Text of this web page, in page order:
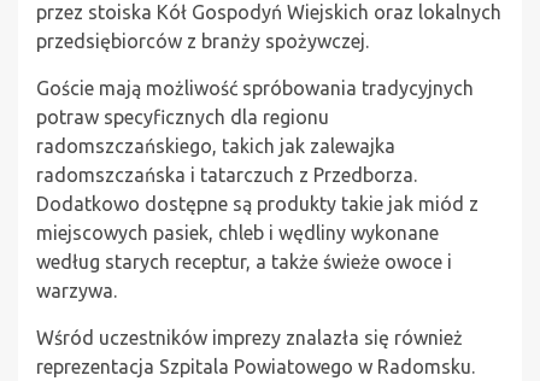
przez stoiska Kół Gospodyń Wiejskich oraz lokalnych
przedsiębiorców z branży spożywczej.
Goście mają możliwość spróbowania tradycyjnych
potraw specyficznych dla regionu
radomszczańskiego, takich jak zalewajka
radomszczańska i tatarczuch z Przedborza.
Dodatkowo dostępne są produkty takie jak miód z
miejscowych pasiek, chleb i wędliny wykonane
według starych receptur, a także świeże owoce i
warzywa.
Wśród uczestników imprezy znalazła się również
reprezentacja Szpitala Powiatowego w Radomsku.